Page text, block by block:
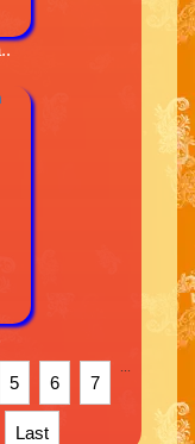
5 6 7
Last